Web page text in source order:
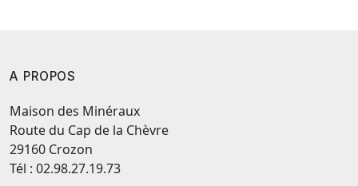
A PROPOS
Maison des Minéraux
Route du Cap de la Chèvre
29160 Crozon
Tél : 02.98.27.19.73